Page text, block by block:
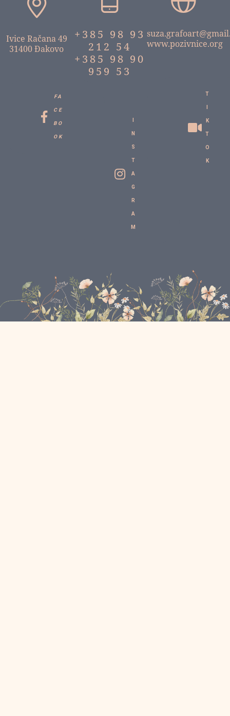
Ivice Račana 49
31400 Đakovo
FA
CE
BO
OK
+385 98 93
212 54
+385 98 90
959 53
N
S
T
A
G
R
A
M
www.pozivnice.org
T
K
T
O
K